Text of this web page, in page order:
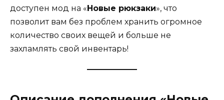
доступен мод на «Новые рюкзаки», что
позволит вам без проблем хранить огромное
количество своих вещей и больше не
захламлять свой инвентарь!